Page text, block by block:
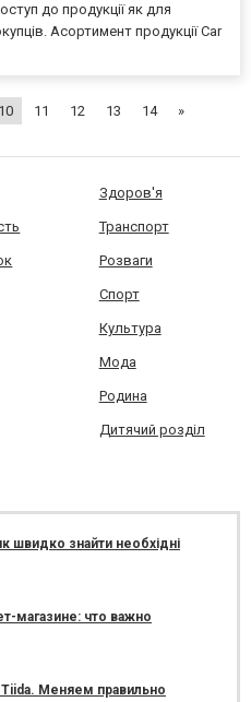
до продукції як для
Асортимент продукції Car
10 11 12 13 14 »
Здоров'я
Транспорт
Розваги
Спорт
Культура
Мода
Родина
Дитячий розділ
швидко знайти необхідні
магазине: что важно
Tiida. Меняем правильно